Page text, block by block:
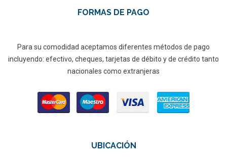
FORMAS DE PAGO
Para su comodidad aceptamos diferentes métodos de pago
incluyendo: efectivo, cheques, tarjetas de débito y de crédito tanto
nacionales como extranjeras
UBICACIÓN